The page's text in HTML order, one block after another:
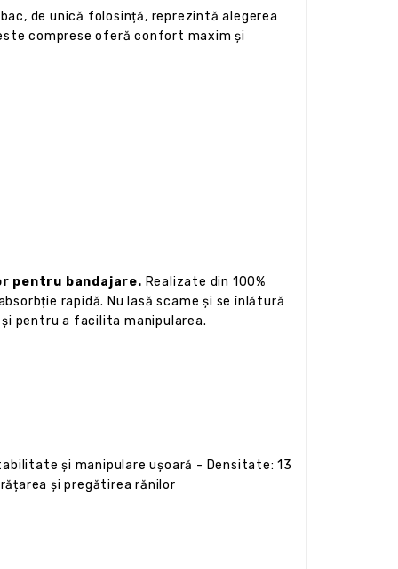
de unică folosință, reprezintă alegerea
comprese oferă confort maxim și
pentru bandajare. Realizate din 100%
rapidă. Nu lasă scame și se înlătură
pentru a facilita manipularea.
și manipulare ușoară - Densitate: 13
și pregătirea rănilor